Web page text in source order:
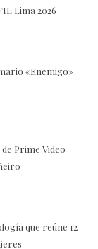
Lima 2026
«Enemigo»
Prime Video
que reúne 12